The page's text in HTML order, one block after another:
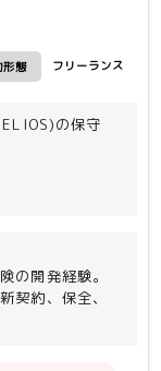
形態 フリーランス
の保守
⇒サーバ基盤
2025年4月か
まで継続予
の開発経験。
契約、保全、